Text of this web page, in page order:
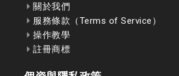
關於我們
服務條款（Terms of Service）
操作教學
註冊商標